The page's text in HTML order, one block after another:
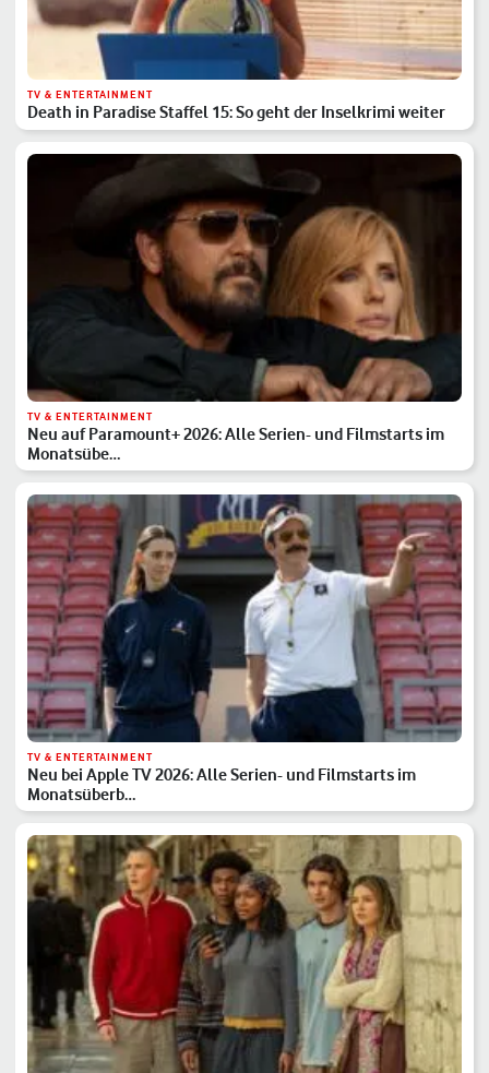
TV & ENTERTAINMENT
Death in Paradise Staffel 15: So geht der Inselkrimi weiter
TV & ENTERTAINMENT
Neu auf Paramount+ 2026: Alle Serien- und Filmstarts im
Monatsübe…
TV & ENTERTAINMENT
Neu bei Apple TV 2026: Alle Serien- und Filmstarts im
Monatsüberb…